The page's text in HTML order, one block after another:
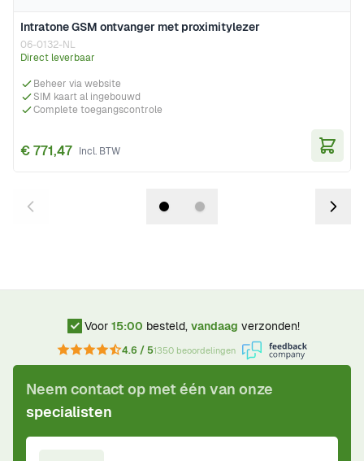
Intratone GSM ontvanger met proximitylezer
06-0132-NL
Direct leverbaar
Beheer via website
SIM kaart al ingebouwd
Complete toegangscontrole
€ 771,47
Voor 15:00 besteld, vandaag verzonden!
4.6 / 51350 beoordelingen
Neem contact op met één van onze
specialisten